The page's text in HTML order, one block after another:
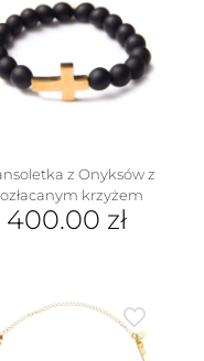
wariantów.
Opcje
można
wybrać
na
z Onyksów z
krzyżem
400.00 zł